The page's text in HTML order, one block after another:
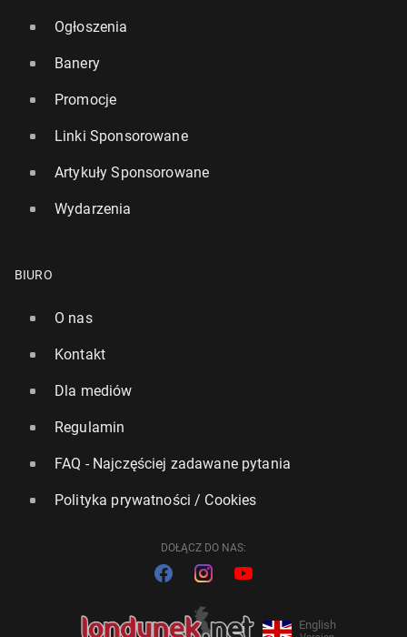
Ogłoszenia
Banery
Promocje
Linki Sponsorowane
Artykuły Sponsorowane
Wydarzenia
BIURO
O nas
Kontakt
Dla mediów
Regulamin
FAQ - Najczęściej zadawane pytania
Polityka prywatności / Cookies
DOŁĄCZ DO NAS:
English